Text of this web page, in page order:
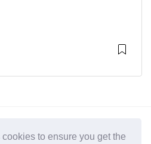
to ensure you get the